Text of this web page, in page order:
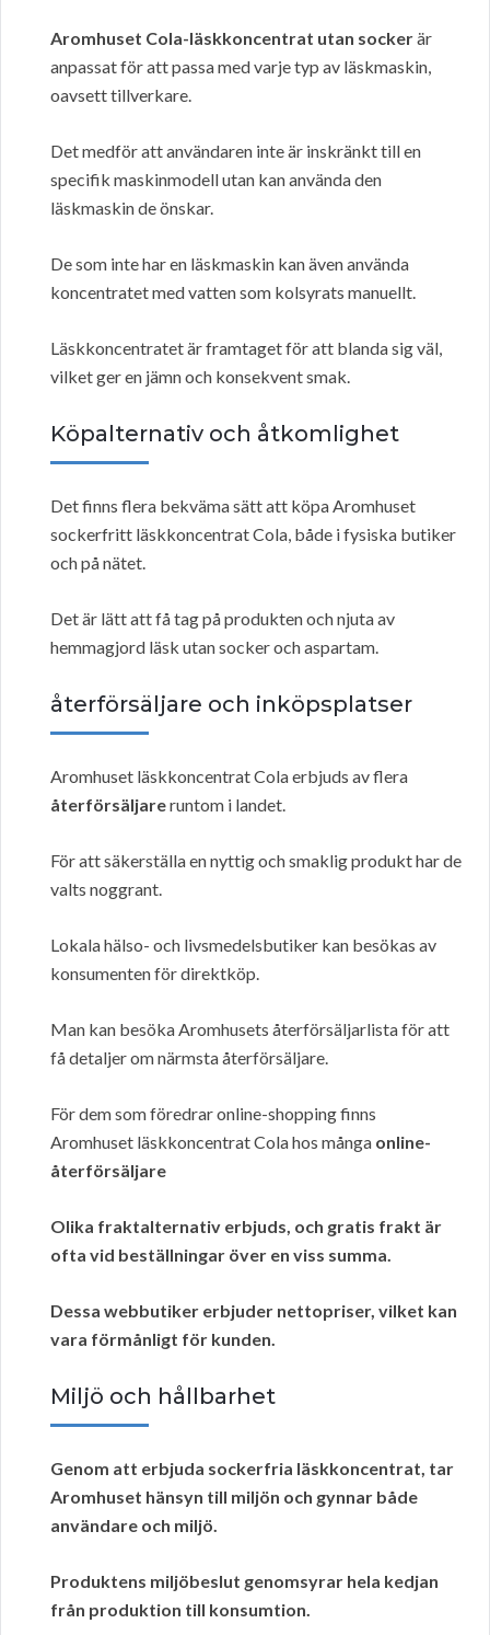
Aromhuset Cola-läskkoncentrat utan sockerär
anpassat för att passa med varje typ av läskmaskin,
oavsett tillverkare.
Det medför att användaren inte är inskränkt till en
specifik maskinmodell utan kan använda den
läskmaskin de önskar.
De som inte har en läskmaskin kan även använda
koncentratet med vatten som kolsyrats manuellt.
Läskkoncentratet är framtaget för att blanda sig väl,
vilket ger en jämn och konsekvent smak.
Köpalternativ och åtkomlighet
Det finns flera bekväma sätt att köpa Aromhuset
sockerfritt läskkoncentrat Cola, både i fysiska butiker
och på nätet.
Det är lätt att få tag på produkten och njuta av
hemmagjord läsk utan socker och aspartam.
återförsäljare och inköpsplatser
Aromhuset läskkoncentrat Cola erbjuds av flera
återförsäljareruntom i landet.
För att säkerställa en nyttig och smaklig produkt har de
valts noggrant.
Lokala hälso- och livsmedelsbutiker kan besökas av
konsumenten för direktköp.
Man kan besöka Aromhusets återförsäljarlista för att
få detaljer om närmsta återförsäljare.
För dem som föredrar online-shopping finns
Aromhuset läskkoncentrat Cola hos många online-
återförsäljare
Olika fraktalternativ erbjuds, och gratis frakt är
ofta vid beställningar över en viss summa.
Dessa webbutiker erbjuder nettopriser, vilket kan
vara förmånligt för kunden.
Miljö och hållbarhet
Genom att erbjuda sockerfria läskkoncentrat, tar
Aromhuset hänsyn till miljön och gynnar både
användare och miljö.
Produktens miljöbeslut genomsyrar hela kedjan
från produktion till konsumtion.